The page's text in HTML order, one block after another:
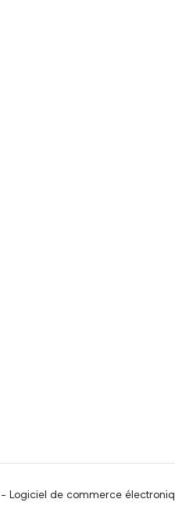
Logiciel de commerce